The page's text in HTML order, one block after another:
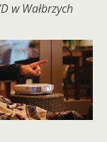
w Wałbrzych